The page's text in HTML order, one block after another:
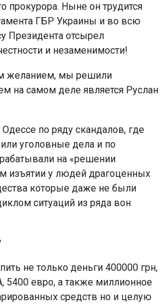
прокурора. Ныне он трудится
ГБР Украины и во всю
Президента отсырел
и незаменимости!
желанием, мы решили
на самом деле является Руслан
по ряду скандалов, где
уголовные дела и по
на «решении
изъятии у людей драгоценных
которые даже не были
ситуаций из ряда вон
не только деньги 400000 грн,
5400 евро, а также миллионное
средств но и целую